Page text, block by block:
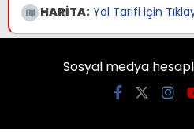
HARİTA: Yol Tarifi için
Sosyal medya